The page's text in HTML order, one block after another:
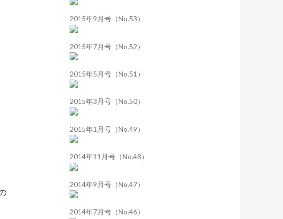
2015年9月号（No.53）
2015年7月号（No.52）
2015年5月号（No.51）
2015年3月号（No.50）
2015年1月号（No.49）
2014年11月号（No.48）
2014年9月号（No.47）
2014年7月号（No.46）